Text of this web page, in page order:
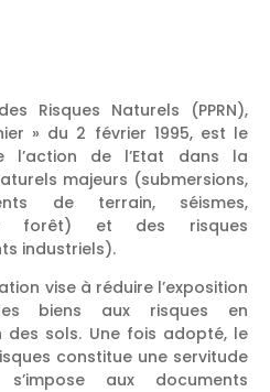
Risques Naturels (PPRN),
» du 2 février 1995, est le
l’action de l’Etat dans la
majeurs (submersions,
de terrain, séismes,
forêt) et des risques
industriels).
vise à réduire l’exposition
biens aux risques en
des sols. Une fois adopté, le
constitue une servitude
aux documents